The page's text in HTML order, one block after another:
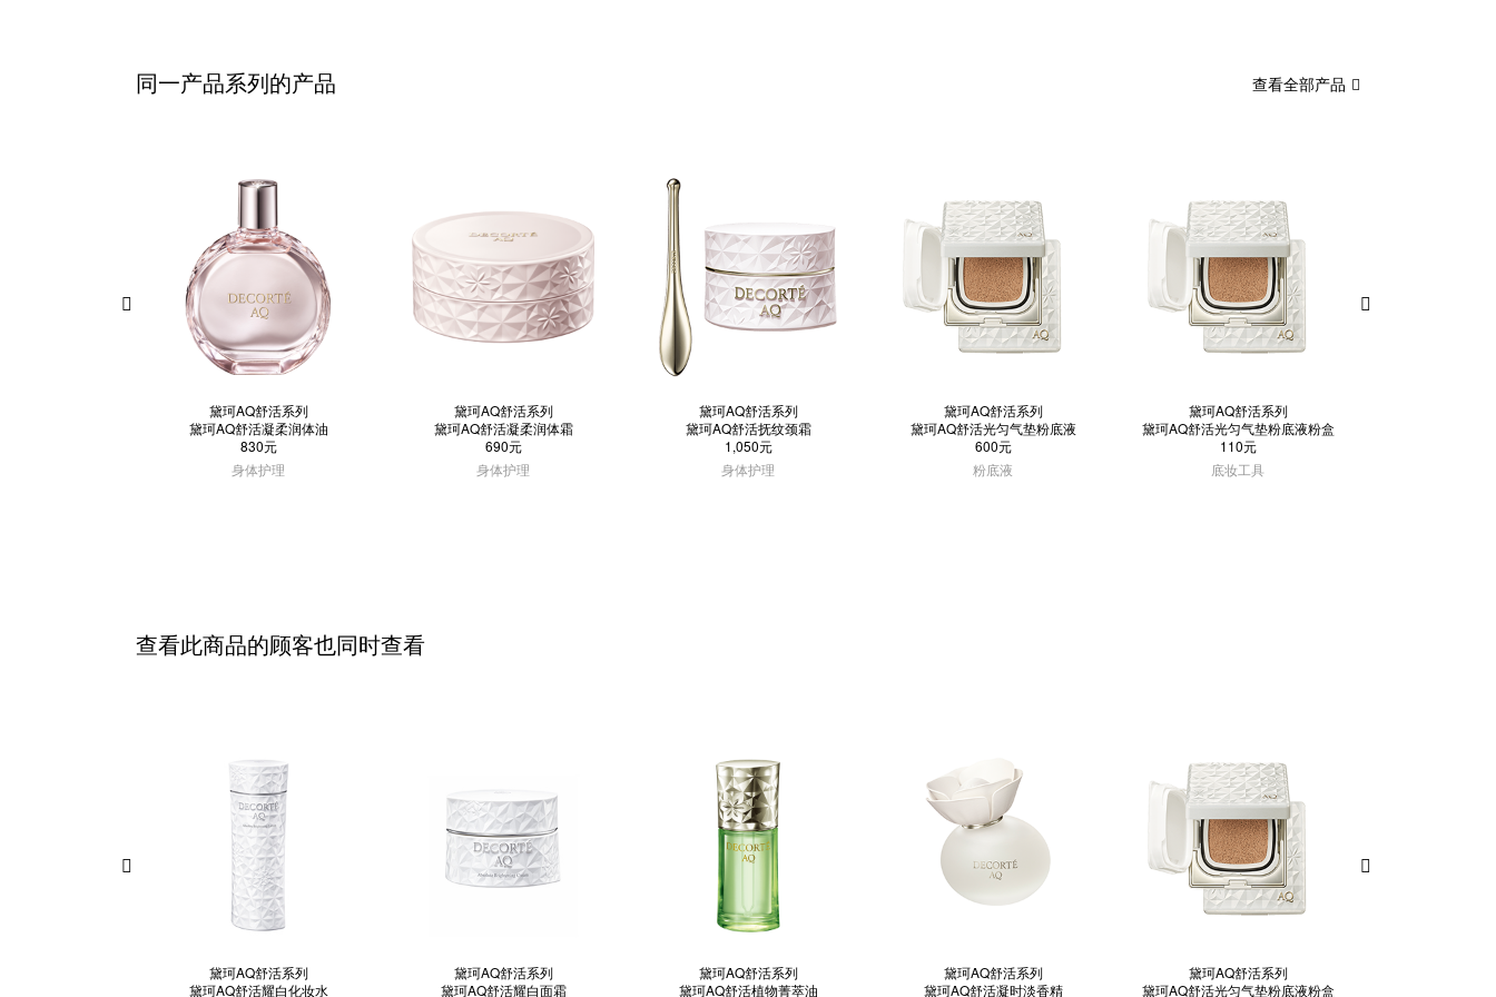
同一产品系列的产品
黛珂AQ舒活系列
黛珂AQ舒活凝柔润体油
830元
身体护理
黛珂AQ舒活系列
黛珂AQ舒活凝柔润体霜
690元
身体护理
黛珂AQ舒活系列
黛珂AQ舒活抚纹颈霜
1,050元
身体护理
黛珂AQ舒活系列
黛珂AQ舒活光匀气垫粉底液
600元
粉底液
黛珂AQ舒活系列
黛珂AQ舒活光匀气垫粉底液粉盒
110元
底妆工具
查看全部产品
查看此商品的顾客也同时查看
黛珂AQ舒活系列
黛珂AQ舒活耀白化妆水
黛珂AQ舒活系列
黛珂AQ舒活耀白面霜
黛珂AQ舒活系列
黛珂AQ舒活植物菁萃油
黛珂AQ舒活系列
黛珂AQ舒活凝时淡香精
黛珂AQ舒活系列
黛珂AQ舒活光匀气垫粉底液粉盒